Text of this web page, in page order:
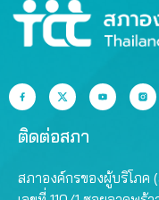
ติดต่อสภา
สภาองค์กรของผู้บริโภค